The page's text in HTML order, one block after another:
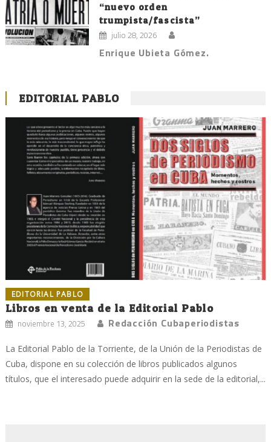
“nuevo orden
trumpista/fascista”
julio 28, 2026
Enrique Ubieta Gómez.
EDITORIAL PABLO
EDITORIAL PABLO
Libros en venta de la Editorial Pablo
noviembre 13, 2025 Redacción Cubaperiodistas
La Editorial Pablo de la Torriente, de la Unión de la Periodistas de
Cuba, dispone en su colección de libros publicados algunos
títulos, que el interesado puede adquirir en la sede de la editorial,...